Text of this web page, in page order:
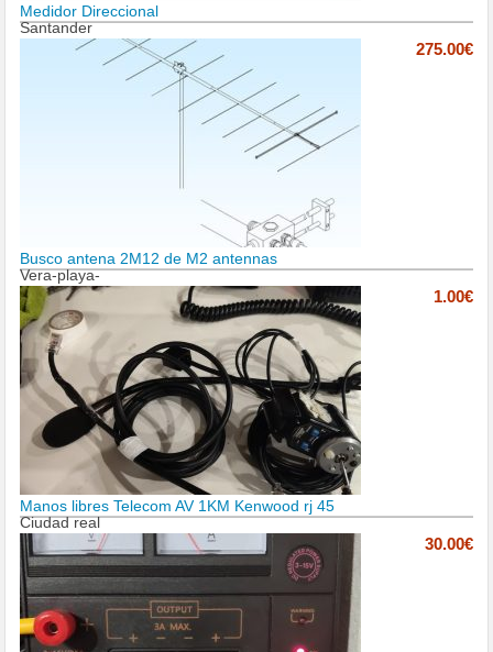
Medidor Direccional
Santander
275.00€
Busco antena 2M12 de M2 antennas
Vera-playa-
1.00€
Manos libres Telecom AV 1KM Kenwood rj 45
Ciudad real
30.00€